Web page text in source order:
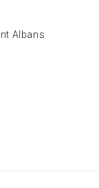
Albans